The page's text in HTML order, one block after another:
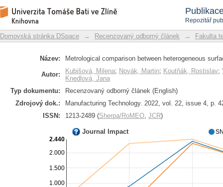
Repozitář
Metrological comparison between
Repozitář DSpace/Manakin
Domovská stránka DSpace → Recenzovaný odborný článek → Fakulta
Název: Metrological comparison between heterogeneous
Autor: Kubišová, Milena; Novák, Martin; Koutňák, Rostislav;
Knedlová, Jana
Typ dokumentu:
Recenzovaný odborný článek (English)
Zdrojový dok.:
Manufacturing Technology. 2022, vol. 22, issue 4, p.
ISSN:
1213-2489 (Sherpa/RoMEO, JCR)
Journal Impact
1.000
1.500
2.000
2.440